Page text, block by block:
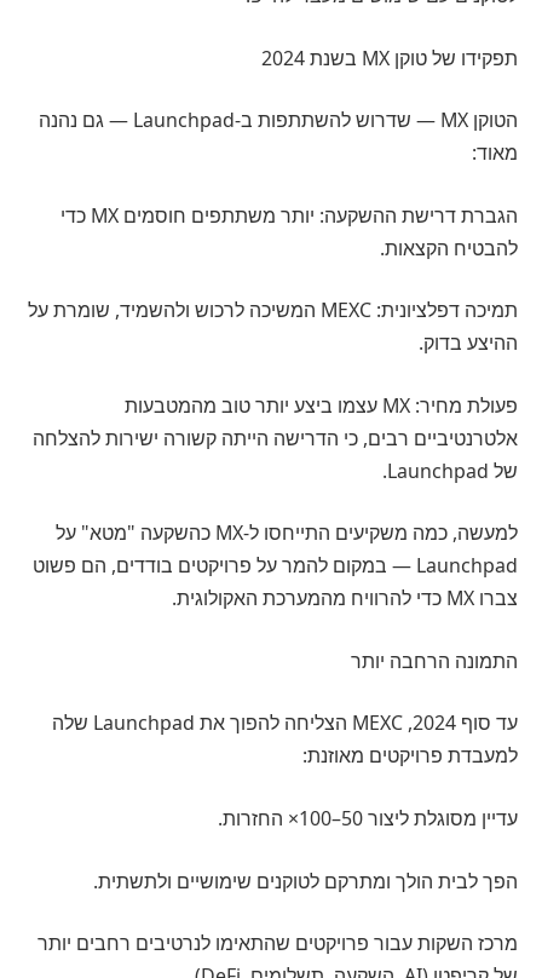
תפקידו של טוקן MX בשנת 2024
הטוקן MX — שדרוש להשתתפות ב-Launchpad — גם נהנה
מאוד:
הגברת דרישת ההשקעה: יותר משתתפים חוסמים MX כדי
להבטיח הקצאות.
תמיכה דפלציונית: MEXC המשיכה לרכוש ולהשמיד, שומרת על
ההיצע בדוק.
פעולת מחיר: MX עצמו ביצע יותר טוב מהמטבעות
אלטרנטיביים רבים, כי הדרישה הייתה קשורה ישירות להצלחה
של Launchpad.
למעשה, כמה משקיעים התייחסו ל-MX כהשקעה "מטא" על
Launchpad — במקום להמר על פרויקטים בודדים, הם פשוט
צברו MX כדי להרוויח מהמערכת האקולוגית.
התמונה הרחבה יותר
עד סוף 2024, MEXC הצליחה להפוך את Launchpad שלה
למעבדת פרויקטים מאוזנת:
עדיין מסוגלת ליצור 50–100× החזרות.
הפך לבית הולך ומתרקם לטוקנים שימושיים ולתשתית.
מרכז השקות עבור פרויקטים שהתאימו לנרטיבים רחבים יותר